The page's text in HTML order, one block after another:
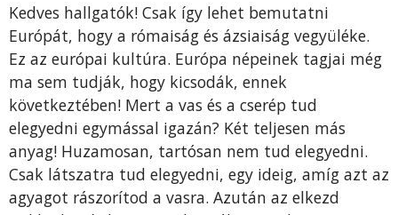
Kedves hallgatók! Csak így lehet bemutatni
Európát, hogy a rómaiság és ázsiaiság vegyüléke.
Ez az európai kultúra. Európa népeinek tagjai még
ma sem tudják, hogy kicsodák, ennek
következtében! Mert a vas és a cserép tud
elegyedni egymással igazán? Két teljesen más
anyag! Huzamosan, tartósan nem tud elegyedni.
Csak látszatra tud elegyedni, egy ideig, amíg azt az
agyagot rászorítod a vasra. Azután az elkezd